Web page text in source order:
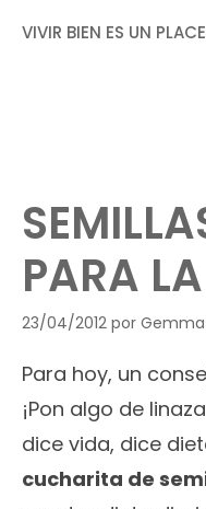
VIVIR BIEN ES UN
PARA
23/04/2012 por Gemma
Para hoy, un
¡Pon algo de
dice vida, dice
cucharita de